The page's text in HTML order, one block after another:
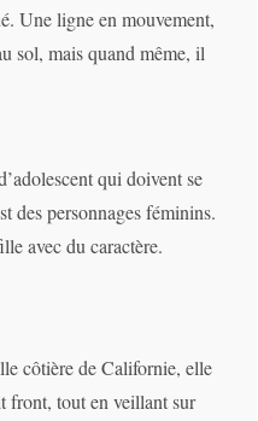
Une ligne en mouvement,
sol, mais quand même, il
qui doivent se
des personnages féminins.
avec du caractère.
côtière de Californie, elle
front, tout en veillant sur